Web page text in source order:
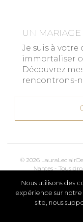
UN
Je suis à
immortaliser
Découvrez
rencontrons-
© 2026
Nantes - Tous
Kroox.io
Nous utilisons des
expérience sur notre
site, nous